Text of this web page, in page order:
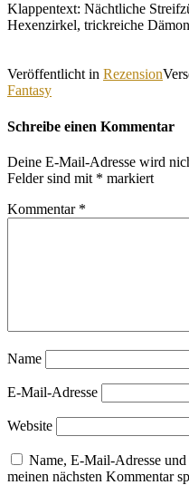
Klappentext: Nächtliche
Hexenzirkel, trickreiche
Veröffentlicht in Rezension
Fantasy
Schreibe einen Kommentar
Deine E-Mail-Adresse wird
Felder sind mit * markiert
Kommentar *
Name
E-Mail-Adresse
Website
Name, E-Mail-Adresse
meinen nächsten Kommentar